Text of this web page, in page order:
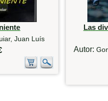
Juan Luís
Las
Autor: